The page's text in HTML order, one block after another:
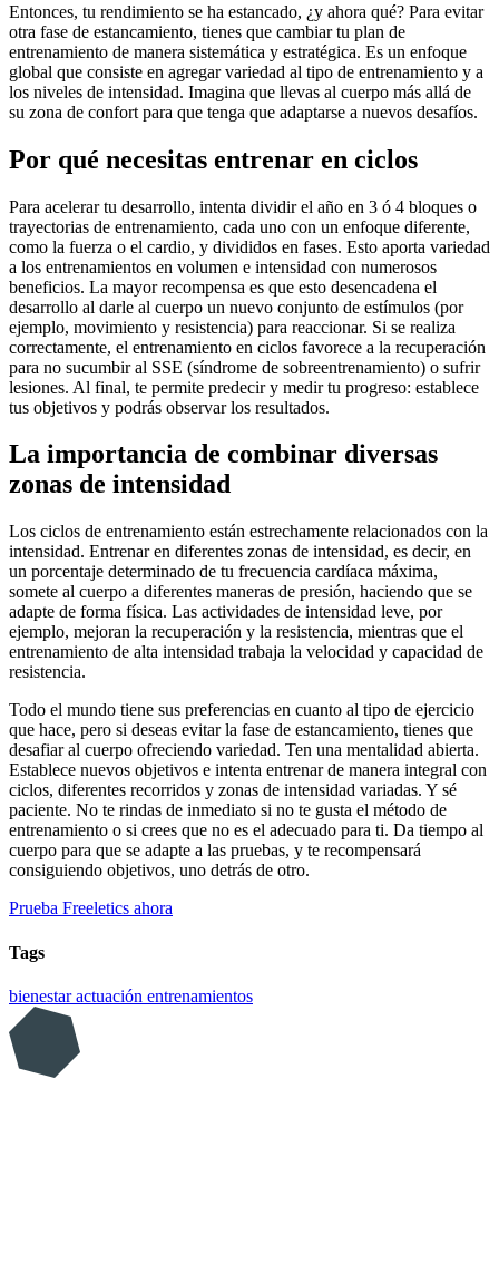
Entonces, tu rendimiento se ha estancado, ¿y ahora qué? Para evitar
otra fase de estancamiento, tienes que cambiar tu plan de
entrenamiento de manera sistemática y estratégica. Es un enfoque
global que consiste en agregar variedad al tipo de entrenamiento y a
los niveles de intensidad. Imagina que llevas al cuerpo más allá de
su zona de confort para que tenga que adaptarse a nuevos desafíos.
Por qué necesitas entrenar en ciclos
Para acelerar tu desarrollo, intenta dividir el año en 3 ó 4 bloques o
trayectorias de entrenamiento, cada uno con un enfoque diferente,
como la fuerza o el cardio, y divididos en fases. Esto aporta variedad
a los entrenamientos en volumen e intensidad con numerosos
beneficios. La mayor recompensa es que esto desencadena el
desarrollo al darle al cuerpo un nuevo conjunto de estímulos (por
ejemplo, movimiento y resistencia) para reaccionar. Si se realiza
correctamente, el entrenamiento en ciclos favorece a la recuperación
para no sucumbir al SSE (síndrome de sobreentrenamiento) o sufrir
lesiones. Al final, te permite predecir y medir tu progreso: establece
tus objetivos y podrás observar los resultados.
La importancia de combinar diversas
zonas de intensidad
Los ciclos de entrenamiento están estrechamente relacionados con la
intensidad. Entrenar en diferentes zonas de intensidad, es decir, en
un porcentaje determinado de tu frecuencia cardíaca máxima,
somete al cuerpo a diferentes maneras de presión, haciendo que se
adapte de forma física. Las actividades de intensidad leve, por
ejemplo, mejoran la recuperación y la resistencia, mientras que el
entrenamiento de alta intensidad trabaja la velocidad y capacidad de
resistencia.
Todo el mundo tiene sus preferencias en cuanto al tipo de ejercicio
que hace, pero si deseas evitar la fase de estancamiento, tienes que
desafiar al cuerpo ofreciendo variedad. Ten una mentalidad abierta.
Establece nuevos objetivos e intenta entrenar de manera integral con
ciclos, diferentes recorridos y zonas de intensidad variadas. Y sé
paciente. No te rindas de inmediato si no te gusta el método de
entrenamiento o si crees que no es el adecuado para ti. Da tiempo al
cuerpo para que se adapte a las pruebas, y te recompensará
consiguiendo objetivos, uno detrás de otro.
Prueba Freeletics ahora
Tags
bienestaractuación entrenamientos